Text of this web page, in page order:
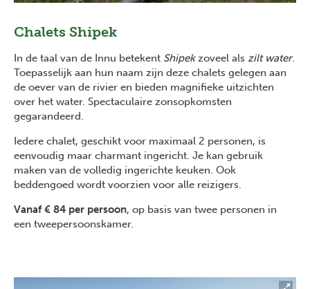
Chalets Shipek
In de taal van de Innu betekent Shipekzoveel als zilt water.
Toepasselijk aan hun naam zijn deze chalets gelegen aan
de oever van de rivier en bieden magnifieke uitzichten
over het water. Spectaculaire zonsopkomsten
gegarandeerd.
Iedere chalet, geschikt voor maximaal 2 personen, is
eenvoudig maar charmant ingericht. Je kan gebruik
maken van de volledig ingerichte keuken. Ook
beddengoed wordt voorzien voor alle reizigers.
Vanaf € 84 per persoon, op basis van twee personen in
een tweepersoonskamer.